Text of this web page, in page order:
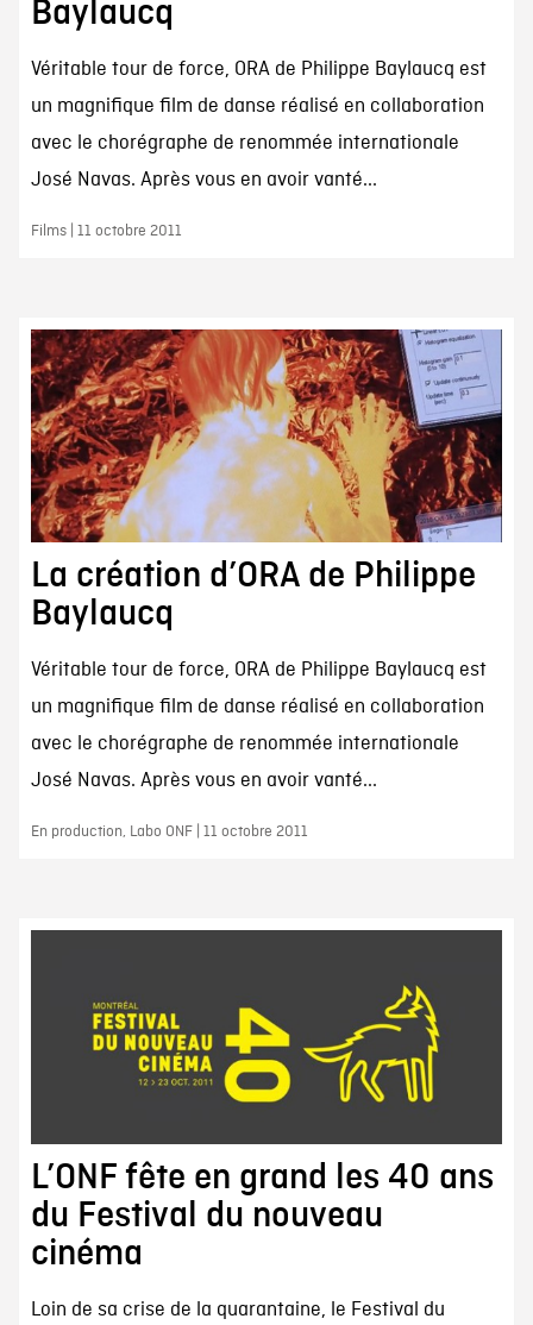
Baylaucq
Véritable tour de force, ORA de Philippe Baylaucq est
un magnifique film de danse réalisé en collaboration
avec le chorégraphe de renommée internationale
José Navas. Après vous en avoir vanté...
Films | 11 octobre 2011
La création d’ORA de Philippe
Baylaucq
Véritable tour de force, ORA de Philippe Baylaucq est
un magnifique film de danse réalisé en collaboration
avec le chorégraphe de renommée internationale
José Navas. Après vous en avoir vanté...
En production, Labo ONF | 11 octobre 2011
L’ONF fête en grand les 40 ans
du Festival du nouveau
cinéma
Loin de sa crise de la quarantaine, le Festival du